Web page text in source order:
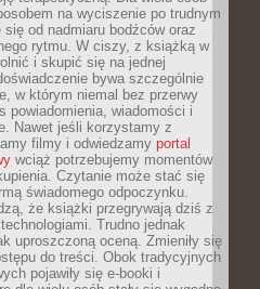
na wyciszenie po trudnym
się od nadmiaru bodźców oraz
rytmu. W ciszy, z książką w
i skupić się na jednej
bywa szczególnie
w którym niemal bez przerwy
powiadomienia, wiadomości i
Nawet jeśli korzystamy z
filmy i odwiedzamy portal
wciąż potrzebujemy momentów
Czytanie może stać się
świadomego odpoczynku.
że książki przegrywają dziś z
Trudno jednak
uproszczoną oceną. Zmieniły się
do treści. Obok tradycyjnych
pojawiły się e-booki i